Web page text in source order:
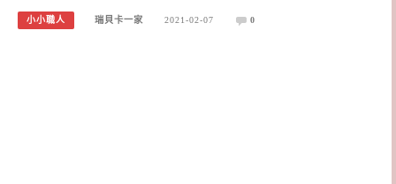
小小職人 瑞貝卡一家 2021-02-07 0